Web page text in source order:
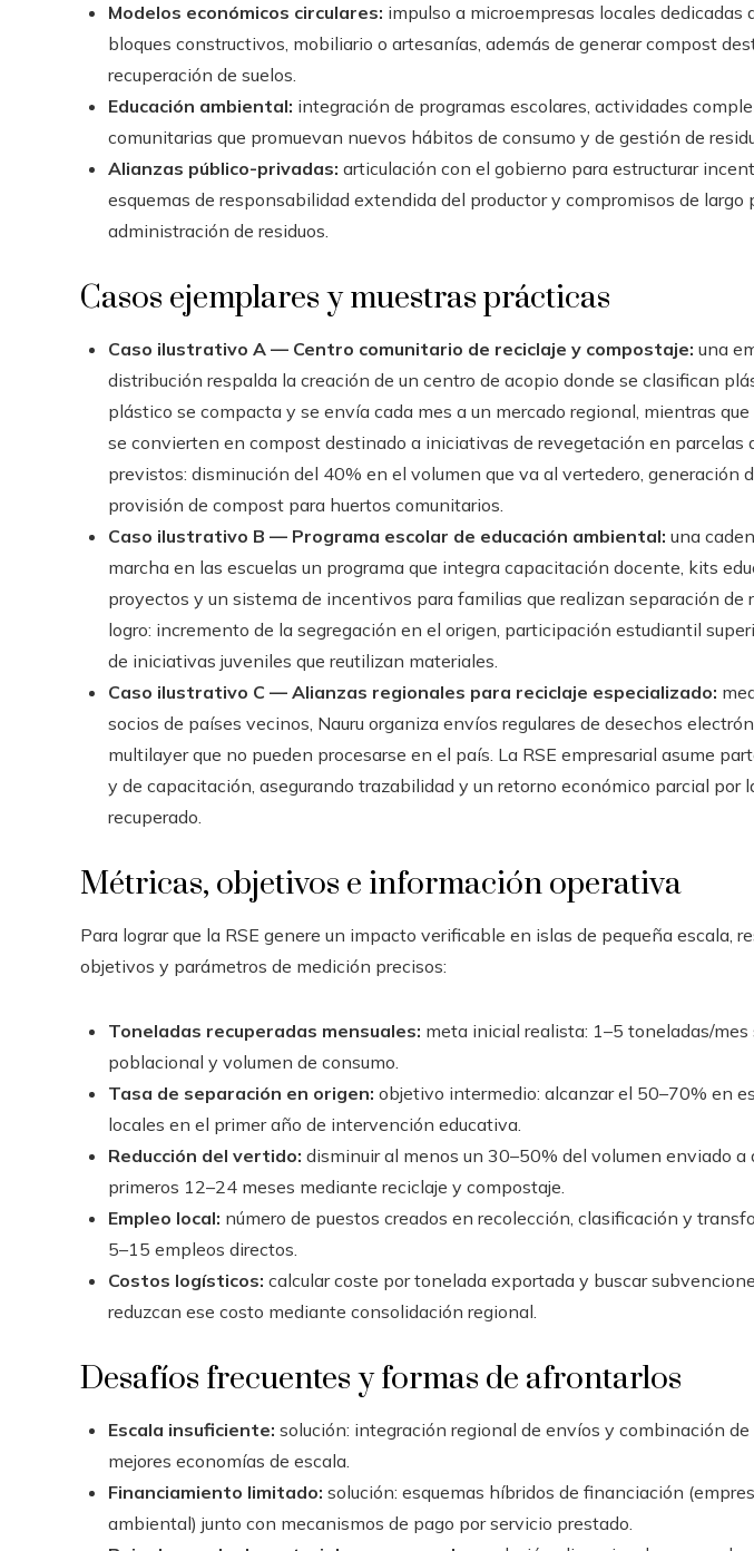
Modelos económicos circulares: impulso a microempresas locales
bloques constructivos, mobiliario o artesanías, además de generar compost
recuperación de suelos.
Educación ambiental: integración de programas escolares, actividades
comunitarias que promuevan nuevos hábitos de consumo y de gestión de
Alianzas público-privadas: articulación con el gobierno para estructurar
esquemas de responsabilidad extendida del productor y compromisos de largo
administración de residuos.
Casos ejemplares y muestras prácticas
Caso ilustrativo A — Centro comunitario de reciclaje y compostaje: una
distribución respalda la creación de un centro de acopio donde se clasifican
plástico se compacta y se envía cada mes a un mercado regional, mientras
se convierten en compost destinado a iniciativas de revegetación en parcelas
previstos: disminución del 40% en el volumen que va al vertedero, generación
provisión de compost para huertos comunitarios.
Caso ilustrativo B — Programa escolar de educación ambiental: una
marcha en las escuelas un programa que integra capacitación docente, kits
proyectos y un sistema de incentivos para familias que realizan separación de
logro: incremento de la segregación en el origen, participación estudiantil
de iniciativas juveniles que reutilizan materiales.
Caso ilustrativo C — Alianzas regionales para reciclaje especializado:
socios de países vecinos, Nauru organiza envíos regulares de desechos
multilayer que no pueden procesarse en el país. La RSE empresarial asume
y de capacitación, asegurando trazabilidad y un retorno económico parcial por
recuperado.
Métricas, objetivos e información operativa
Para lograr que la RSE genere un impacto verificable en islas de pequeña escala,
objetivos y parámetros de medición precisos:
Toneladas recuperadas mensuales: meta inicial realista: 1–5 toneladas/mes
poblacional y volumen de consumo.
Tasa de separación en origen: objetivo intermedio: alcanzar el 50–70% en
locales en el primer año de intervención educativa.
Reducción del vertido: disminuir al menos un 30–50% del volumen enviado
primeros 12–24 meses mediante reciclaje y compostaje.
Empleo local: número de puestos creados en recolección, clasificación y
5–15 empleos directos.
Costos logísticos: calcular coste por tonelada exportada y buscar
reduzcan ese costo mediante consolidación regional.
Desafíos frecuentes y formas de afrontarlos
Escala insuficiente: solución: integración regional de envíos y combinación
mejores economías de escala.
Financiamiento limitado: solución: esquemas híbridos de financiación
ambiental) junto con mecanismos de pago por servicio prestado.